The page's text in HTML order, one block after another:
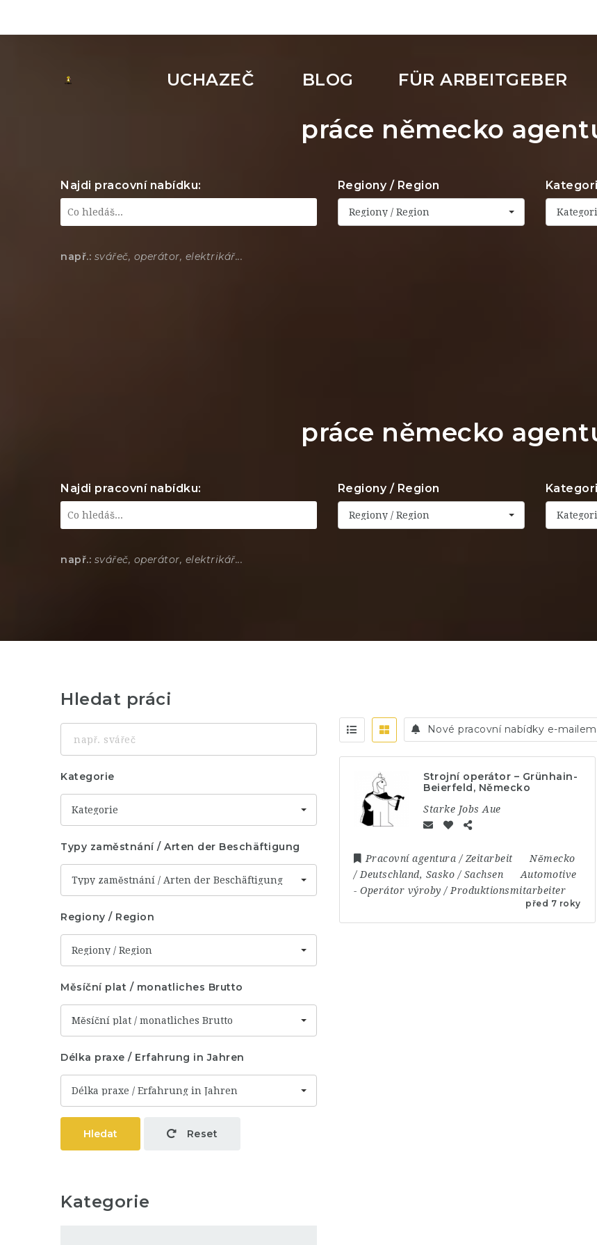
UCHAZEČ BLOG FÜR ARBEITGEBER
práce německo
Najdi pracovní nabídku: Regiony / Region
Regiony / Region
např.: svářeč, operátor, elektrikář...
práce německo
Najdi pracovní nabídku: Regiony / Region
Regiony / Region
např.: svářeč, operátor, elektrikář...
Nové pracovní nabídky e-
Strojní operátor – Grünhain-
Beierfeld, Německo
před 7 roky
Starke Jobs Aue
Pracovní agentura / Zeitarbeit
Německo
/ Deutschland, Sasko / Sachsen
Automotive
-Operátor výroby / Produktionsmitarbeiter
Hledat práci
svářeč
Kategorie
Kategorie
Typy zaměstnání / Arten der Beschäftigung
Typy zaměstnání / Arten der Beschäftigung
Regiony / Region
Regiony / Region
Měsíční plat / monatliches Brutto
Měsíční plat / monatliches Brutto
Délka praxe / Erfahrung in Jahren
Délka praxe / Erfahrung in Jahren
Hledat Reset
Kategorie